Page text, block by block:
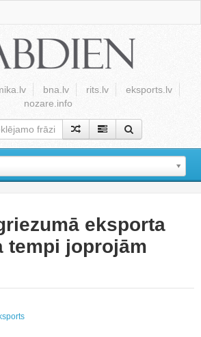
bna.lv rits.lv
eksports.lv
nozare.info
eksporta
tempi joprojām